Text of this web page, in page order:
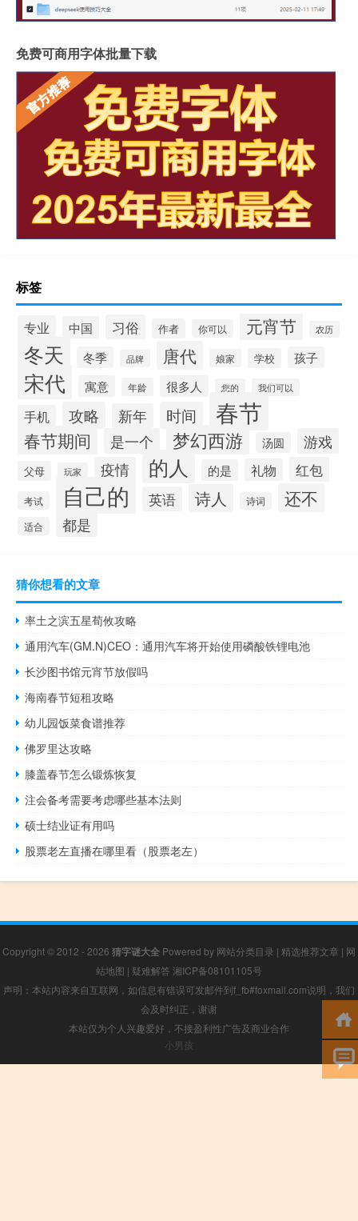
免费可商用字体批量下载
标签
专业 中国 习俗 作者 你可以 元宵节 农历
冬天 冬季 品牌 唐代 娘家 学校 孩子
宋代 寓意 年龄 很多人 您的 我们可以
手机 攻略 新年 时间 春节
春节期间 是一个 梦幻西游 汤圆 游戏
父母 玩家 疫情 的人 的是 礼物 红包
考试 自己的 英语 诗人 诗词 还不
适合 都是
猜你想看的文章
率土之滨五星荀攸攻略
通用汽车(GM.N)CEO：通用汽车将开始使用磷酸铁锂电池
长沙图书馆元宵节放假吗
海南春节短租攻略
幼儿园饭菜食谱推荐
佛罗里达攻略
膝盖春节怎么锻炼恢复
注会备考需要考虑哪些基本法则
硕士结业证有用吗
股票老左直播在哪里看（股票老左）
Copyright © 2012 - 2026 猜字谜大全 Powered by 网站分类目录 | 精选推荐文章 | 网
站地图 | 疑难解答 湘ICP备08101105号
声明：本站内容来自互联网，如信息有错误可发邮件到f_fb#foxmail.com说明，我们
会及时纠正，谢谢
本站仅为个人兴趣爱好，不接盈利性广告及商业合作
小男孩